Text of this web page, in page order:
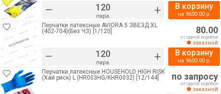
– пара. + В корзину
на 9600.00р.
Перчатки латексные AVIORA 5 ЗВЁЗД XL
(402-704)(Без ЧЗ) [1/120]
– пара. +
80.00
от одной коробки
заказной
В корзину
на 9600.00р.
Перчатки латексные HOUSEHOLD HIGH RISK
(Хай риск) L (HR003HG/KHR0032) [12/144]
по запросу
от одной коробки
заказной